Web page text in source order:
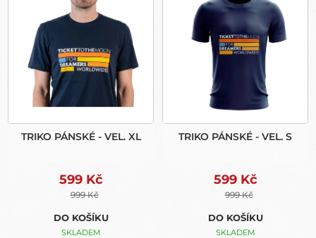
TU
TRIKO PÁNSKÉ - VEL. XL
599 Kč
999 Kč
DO KOŠÍKU
SKLADEM
TRIKO PÁNSKÉ - VEL. S
599 Kč
999 Kč
DO KOŠÍKU
SKLADEM